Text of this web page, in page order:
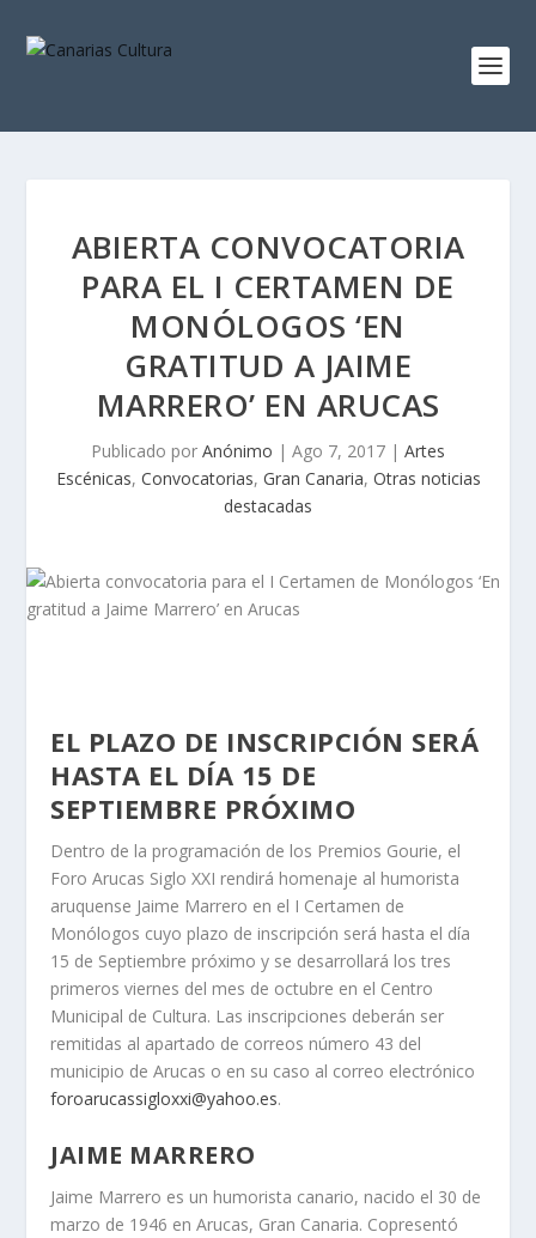
ABIERTA CONVOCATORIA
PARA EL I CERTAMEN DE
MONÓLOGOS ‘EN
GRATITUD A JAIME
MARRERO’ EN ARUCAS
Publicado por Anónimo | Ago 7, 2017 | Artes
Escénicas, Convocatorias, Gran Canaria, Otras noticias
destacadas
EL PLAZO DE INSCRIPCIÓN SERÁ
HASTA EL DÍA 15 DE
SEPTIEMBRE PRÓXIMO
Dentro de la programación de los Premios Gourie, el
Foro Arucas Siglo XXI rendirá homenaje al humorista
aruquense Jaime Marrero en el I Certamen de
Monólogos cuyo plazo de inscripción será hasta el día
15 de Septiembre próximo y se desarrollará los tres
primeros viernes del mes de octubre en el Centro
Municipal de Cultura. Las inscripciones deberán ser
remitidas al apartado de correos número 43 del
municipio de Arucas o en su caso al correo electrónico
foroarucassigloxxi@yahoo.es.
JAIME MARRERO
Jaime Marrero es un humorista canario, nacido el 30 de
marzo de 1946 en Arucas, Gran Canaria. Copresentó